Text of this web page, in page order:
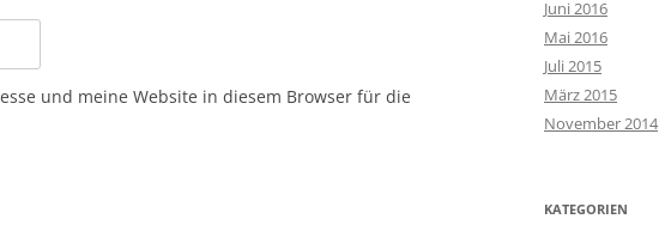
und meine Website in diesem Browser für die
Juni 2016
Mai 2016
Juli 2015
März 2015
November 2014
KATEGORIEN